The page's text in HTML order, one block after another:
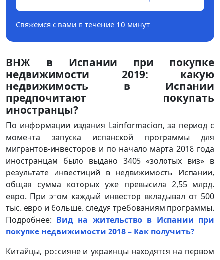
Свяжемся с вами в течение 10 минут
ВНЖ в Испании при покупке
недвижимости 2019: какую
недвижимость в Испании
предпочитают покупать
иностранцы?
По информации издания Lainformacion, за период с
момента запуска испанской программы для
мигрантов-инвесторов и по начало марта 2018 года
иностранцам было выдано 3405 «золотых виз» в
результате инвестиций в недвижимость Испании,
общая сумма которых уже превысила 2,55 млрд.
евро. При этом каждый инвестор вкладывал от 500
тыс. евро и больше, следуя требованиям программы.
Подробнее: Вид на жительство в Испании при
покупке недвижимости 2018 – Как получить?
Китайцы, россияне и украинцы находятся на первом